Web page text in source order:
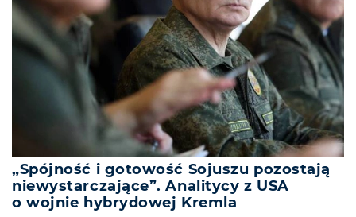
„Spójność i gotowość Sojuszu pozostają
niewystarczające”. Analitycy z USA
o wojnie hybrydowej Kremla